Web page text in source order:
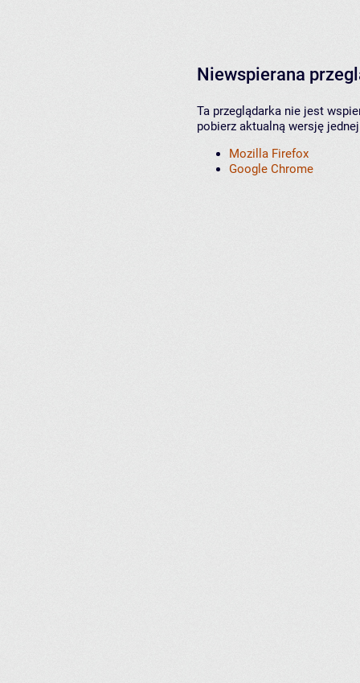
Niewspierana
Ta przeglądarka nie jest
pobierz aktualną wersję
Mozilla Firefox
Google Chrome